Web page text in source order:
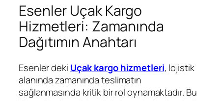
Esenler Uçak Kargo
Hizmetleri: Zamanında
Dağıtımın Anahtarı
Esenler deki Uçak kargo hizmetleri, lojistik
alanında zamanında teslimatın
sağlanmasında kritik bir rol oynamaktadır. Bu